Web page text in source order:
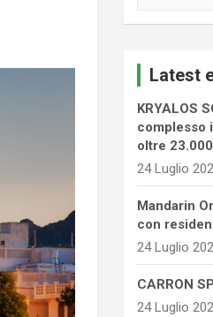
Latest
KRYALOS
complesso
oltre
24 Luglio
Mandarin
con
24 Luglio
CARRON
24 Luglio